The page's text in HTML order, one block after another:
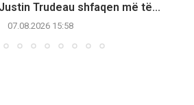
Trudeau shfaqen më të...
07.08.2026 15:58